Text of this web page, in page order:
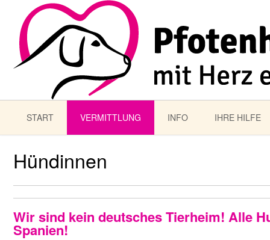
START VERMITTLUNG INFO IHRE HILFE
Hündinnen
Wir sind kein deutsches Tierheim! Alle
Spanien!